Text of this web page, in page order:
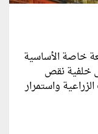
خاصة الأساسية
خلفية نقص
واستمرار